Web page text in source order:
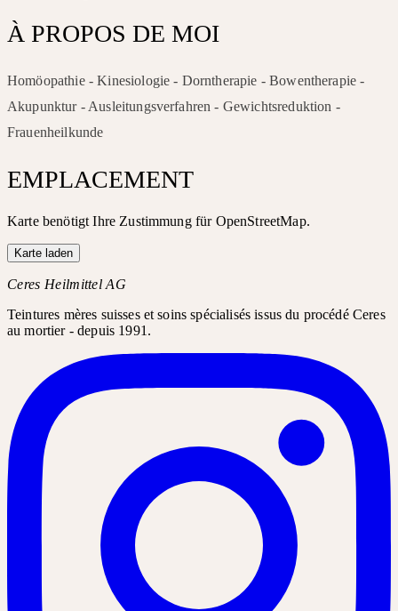
À PROPOS DE MOI
Homöopathie - Kinesiologie - Dorntherapie - Bowentherapie -
Akupunktur - Ausleitungsverfahren - Gewichtsreduktion -
Frauenheilkunde
EMPLACEMENT
Karte benötigt Ihre Zustimmung für OpenStreetMap.
Karte laden
Ceres Heilmittel AG
Teintures mères suisses et soins spécialisés issus du procédé Ceres
au mortier - depuis 1991.